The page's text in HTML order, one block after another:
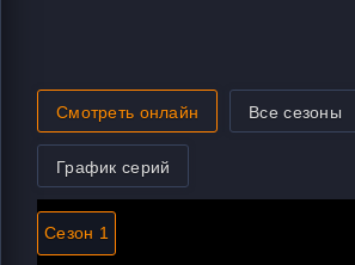
Смотреть онлайн Все сезоны
График серий
Сезон 1